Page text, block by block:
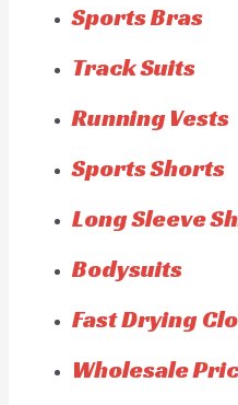
Sports Bras
Track Suits
Running Vests
Sports Shorts
Long Sleeve
Bodysuits
Fast Drying
Wholesale